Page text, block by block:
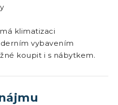
klimatizaci
vybavením
koupit i s nábytkem.